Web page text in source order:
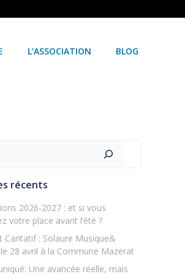
L’ASSOCIATION BLOG
récents
2026-2027 : et si vous
votre place avant l’été ?
Caritatif : Solaure Musique&
28 avril à la Commune Mazerat
Une avancée réelle, mais